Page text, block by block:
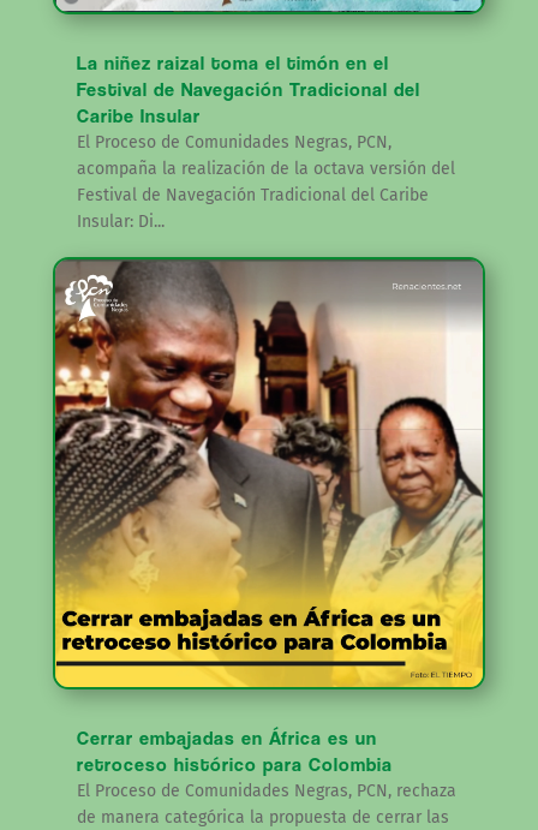
La niñez raizal toma el timón en el
Festival de Navegación Tradicional del
Caribe Insular
El Proceso de Comunidades Negras, PCN,
acompaña la realización de la octava versión del
Festival de Navegación Tradicional del Caribe
Insular: Di...
Cerrar embajadas en África es un
retroceso histórico para Colombia
El Proceso de Comunidades Negras, PCN, rechaza
de manera categórica la propuesta de cerrar las